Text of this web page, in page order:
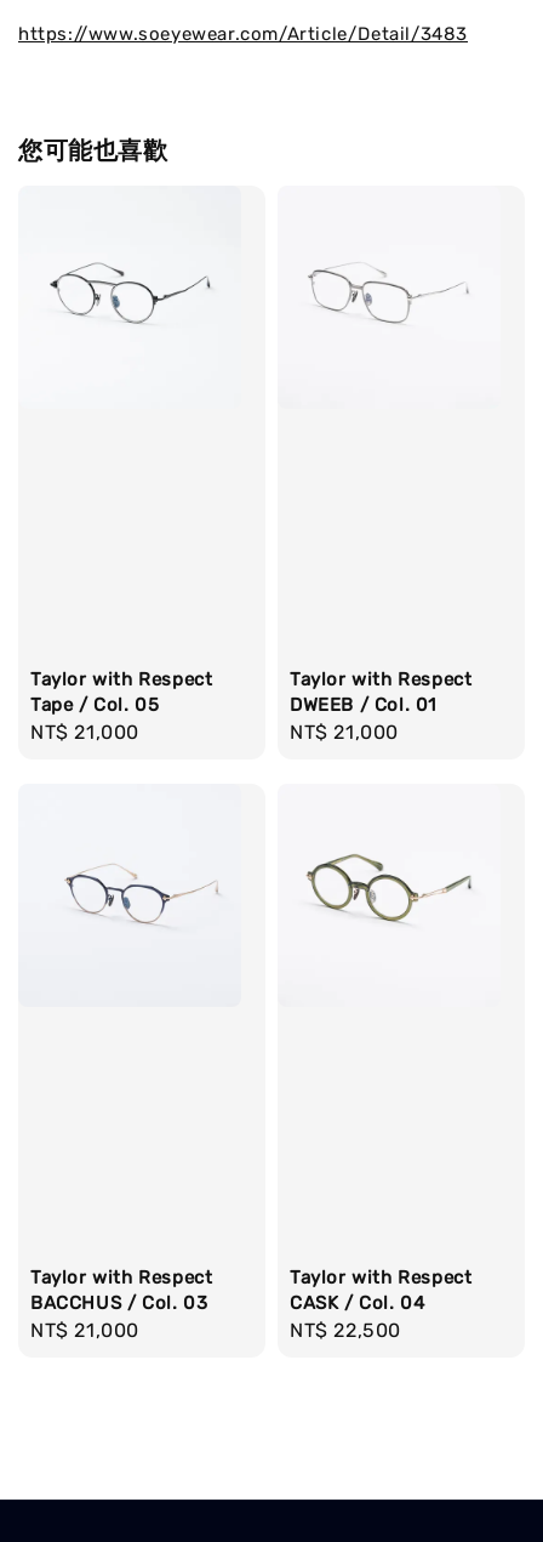
https://www.soeyewear.com/Article/Detail/3483
您可能也喜歡
Taylor with Respect
Tape / Col. 05
Regular
NT$ 21,000
Taylor with Respect
DWEEB / Col. 01
Regular
NT$ 21,000
Taylor with Respect
BACCHUS / Col. 03
Regular
NT$ 21,000
Taylor with Respect
CASK / Col. 04
Regular
NT$ 22,500